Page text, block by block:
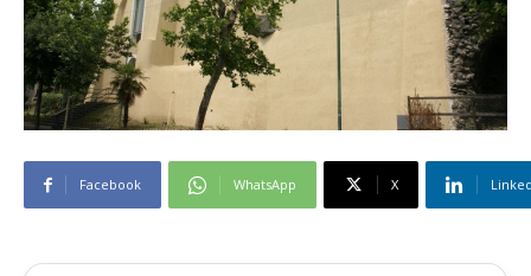
Facebook WhatsApp X